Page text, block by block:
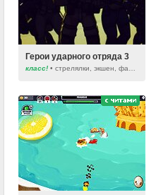
Герои ударного отряда 3
класс! • стрелялки, экшен, фантастические